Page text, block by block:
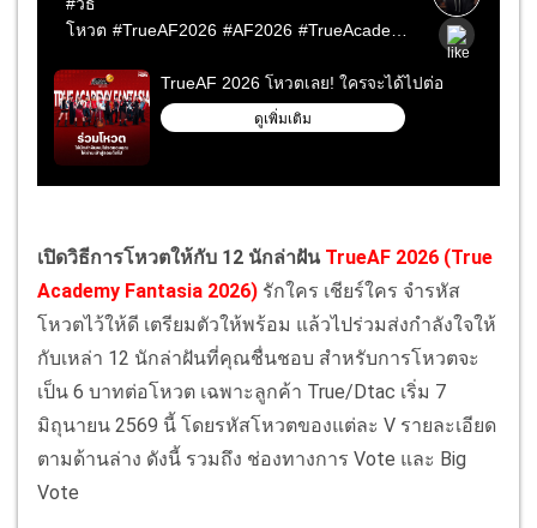
เปิดวิธีการโหวตให้กับ 12 นักล่าฝันTrueAF 2026 (True
Academy Fantasia 2026) รักใคร เชียร์ใคร จำรหัส
โหวตไว้ให้ดี เตรียมตัวให้พร้อม แล้วไปร่วมส่งกำลังใจให้
กับเหล่า 12 นักล่าฝันที่คุณชื่นชอบ สำหรับการโหวตจะ
เป็น 6 บาทต่อโหวต เฉพาะลูกค้า True/Dtac เริ่ม 7
มิถุนายน 2569 นี้ โดยรหัสโหวตของแต่ละ V รายละเอียด
ตามด้านล่าง ดังนี้ รวมถึง ช่องทางการ Vote และ Big
Vote